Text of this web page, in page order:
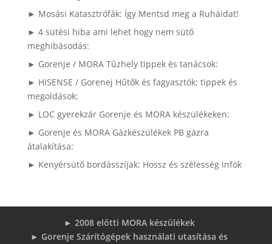
► Mosási Katasztrófák: Így Mentsd meg a Ruháidat!
► 4 sütési hiba ami lehet hogy nem sütő
meghibásodás:
► Gorenje / MORA Tűzhely tippek és tanácsok:
► HISENSE / Gorenej Hűtők és fagyasztók: tippek és
megoldások:
► LOC gyerekzár Gorenje és MORA készülékeken:
► Gorenje és MORA Gázkészülékek PB gázra
átalakítása:
► Kenyérsütő bordásszíjak: Hossz és szélesség infók
► 2008 előtti MORA készülékek
► Gorenje Szárítógépek használati utasítása és